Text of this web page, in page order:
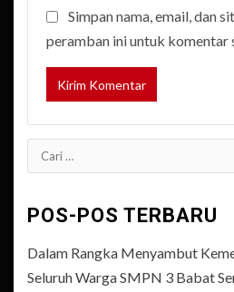
Simpan nama, email, dan
peramban ini untuk komentar
Cari
untuk:
POS-POS TERBARU
Dalam Rangka Menyambut
Seluruh Warga SMPN 3 Babat